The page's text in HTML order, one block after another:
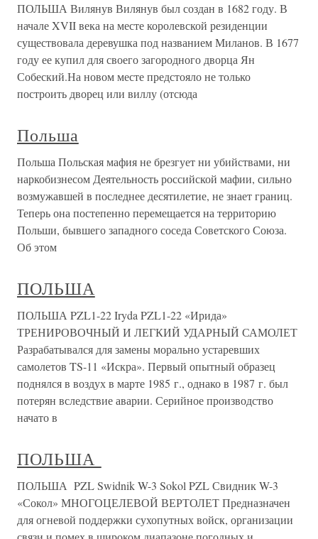
ПОЛЬША Вилянув Вилянув был создан в 1682 году. В
начале XVII века на месте королевской резиденции
существовала деревушка под названием Миланов. В 1677
году ее купил для своего загородного дворца Ян
Собеский.На новом месте предстояло не только
построить дворец или виллу (отсюда
Польша
Польша Польская мафия не брезгует ни убийствами, ни
наркобизнесом Деятельность российской мафии, сильно
возмужавшей в последнее десятилетие, не знает границ.
Теперь она постепенно перемещается на территорию
Польши, бывшего западного соседа Советского Союза.
Об этом
ПОЛЬША
ПОЛЬША PZL1-22 Iryda PZL1-22 «Ирида»
ТРЕНИРОВОЧНЫЙ И ЛЕГКИЙ УДАРНЫЙ САМОЛЕТ
Разрабатывался для замены морально устаревших
самолетов TS-11 «Искра». Первый опытный образец
поднялся в воздух в марте 1985 г., однако в 1987 г. был
потерян вследствие аварии. Серийное производство
начато в
ПОЛЬША
ПОЛЬША PZL Swidnik W-3 Sokol PZL Свидник W-3
«Сокол» МНОГОЦЕЛЕВОЙ ВЕРТОЛЕТ Предназначен
для огневой поддержки сухопутных войск, организации